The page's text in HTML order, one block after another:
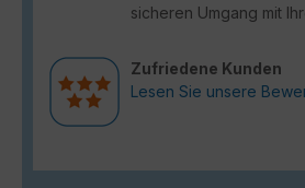
sicheren Umgang mit
Zufriedene Kunden
Lesen Sie unsere